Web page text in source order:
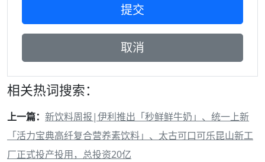
相关热词搜索：
上一篇： 新饮料周报|伊利推出「秒鲜鲜牛奶」、统一上新
「活力宝典高纤复合营养素饮料」、太古可口可乐昆山新工
厂正式投产投用，总投资20亿